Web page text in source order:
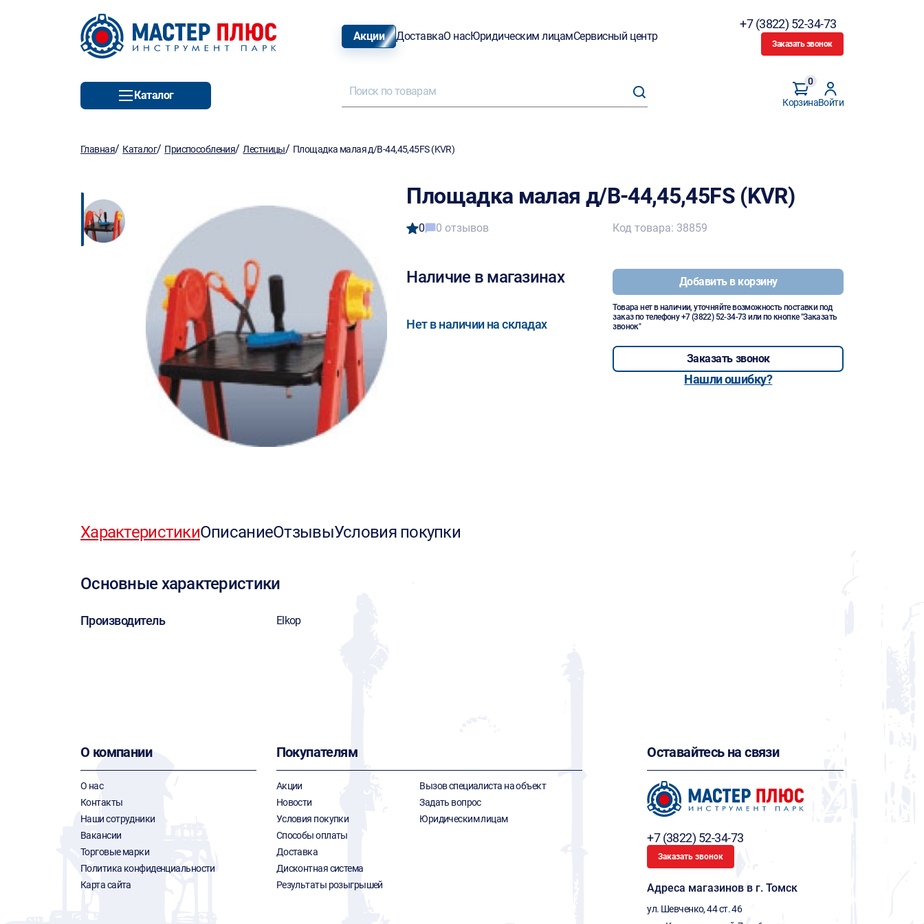
Акции ДоставкаО насЮридическим лицамСервисный центр
+7 (3822) 52-34-73
Заказать звонок
Каталог
Корзина
0
Войти
Главная/ Каталог/ Приспособления/Лестницы/ Площадка малая д/В-44,45,45FS (KVR)
Площадка малая д/В-44,45,45FS (KVR)
0 0 отзывов
Наличие в магазинах
Нет в наличии на складах
Код товара: 38859
Добавить в корзину
Товара нет в наличии, уточняйте возможность поставки под
заказ по телефону+7 (3822) 52-34-73 или по кнопке "Заказать
звонок"
Заказать звонок
Нашли ошибку?
ХарактеристикиОписаниеОтзывыУсловия покупки
Основные характеристики
Производитель Elkop
О компании
О нас
Контакты
Наши сотрудники
Вакансии
Торговые марки
Политика конфиденциальности
Карта сайта
Покупателям
Акции
Новости
Условия покупки
Способы оплаты
Доставка
Дисконтная система
Результаты розыгрышей
Вызов специалиста на объект
Задать вопрос
Юридическим лицам
Оставайтесь на связи
+7 (3822) 52-34-73
Заказать звонок
Адреса магазинов в г. Томск
ул. Шевченко, 44 ст. 46